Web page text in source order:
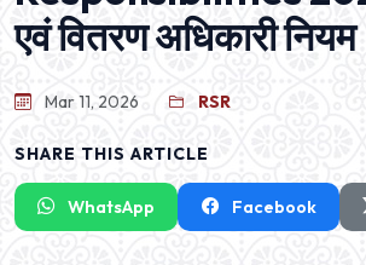
एवं वितरण अधिकारी नियम
Mar 11, 2026 RSR
SHARE THIS ARTICLE
WhatsApp Facebook